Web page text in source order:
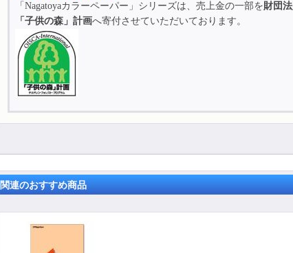
「Nagatoyaカラーペーパー」シリーズは、売上金の一部を財団
「子供の森」計画へ寄付させていただいております。
関連のおすすめ商品